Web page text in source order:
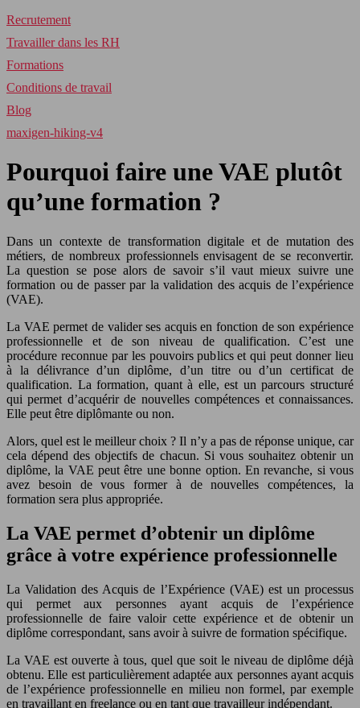
Recrutement
Travailler dans les RH
Formations
Conditions de travail
Blog
maxigen-hiking-v4
Pourquoi faire une VAE plutôt
qu’une formation ?
Dans un contexte de transformation digitale et de mutation des
métiers, de nombreux professionnels envisagent de se reconvertir.
La question se pose alors de savoir s’il vaut mieux suivre une
formation ou de passer par la validation des acquis de l’expérience
(VAE).
La VAE permet de valider ses acquis en fonction de son expérience
professionnelle et de son niveau de qualification. C’est une
procédure reconnue par les pouvoirs publics et qui peut donner lieu
à la délivrance d’un diplôme, d’un titre ou d’un certificat de
qualification. La formation, quant à elle, est un parcours structuré
qui permet d’acquérir de nouvelles compétences et connaissances.
Elle peut être diplômante ou non.
Alors, quel est le meilleur choix ? Il n’y a pas de réponse unique, car
cela dépend des objectifs de chacun. Si vous souhaitez obtenir un
diplôme, la VAE peut être une bonne option. En revanche, si vous
avez besoin de vous former à de nouvelles compétences, la
formation sera plus appropriée.
La VAE permet d’obtenir un diplôme
grâce à votre expérience professionnelle
La Validation des Acquis de l’Expérience (VAE) est un processus
qui permet aux personnes ayant acquis de l’expérience
professionnelle de faire valoir cette expérience et de obtenir un
diplôme correspondant, sans avoir à suivre de formation spécifique.
La VAE est ouverte à tous, quel que soit le niveau de diplôme déjà
obtenu. Elle est particulièrement adaptée aux personnes ayant acquis
de l’expérience professionnelle en milieu non formel, par exemple
en travaillant en freelance ou en tant que travailleur indépendant.